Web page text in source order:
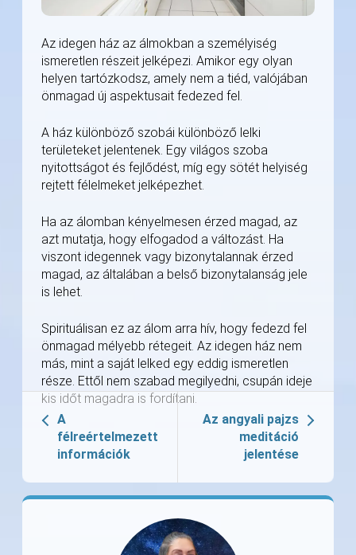
Az idegen ház az álmokban a személyiség
ismeretlen részeit jelképezi. Amikor egy olyan
helyen tartózkodsz, amely nem a tiéd, valójában
önmagad új aspektusait fedezed fel.
A ház különböző szobái különböző lelki
területeket jelentenek. Egy világos szoba
nyitottságot és fejlődést, míg egy sötét helyiség
rejtett félelmeket jelképezhet.
Ha az álomban kényelmesen érzed magad, az
azt mutatja, hogy elfogadod a változást. Ha
viszont idegennek vagy bizonytalannak érzed
magad, az általában a belső bizonytalanság jele
is lehet.
Spirituálisan ez az álom arra hív, hogy fedezd fel
önmagad mélyebb rétegeit. Az idegen ház nem
más, mint a saját lelked egy eddig ismeretlen
része. Ettől nem szabad megilyedni, csupán ideje
kis időt magadra is fordítani.
A
félreértelmezett
információk
Az angyali pajzs
meditáció
jelentése